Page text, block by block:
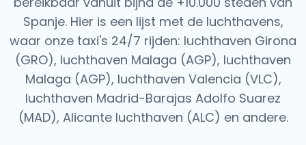
Spanje. Hier is een lijst met de luchthavens,
waar onze taxi's 24/7 rijden: luchthaven Girona
(GRO), luchthaven Malaga (AGP), luchthaven
Malaga (AGP), luchthaven Valencia (VLC),
luchthaven Madrid-Barajas Adolfo Suarez
(MAD), Alicante luchthaven (ALC) en andere.